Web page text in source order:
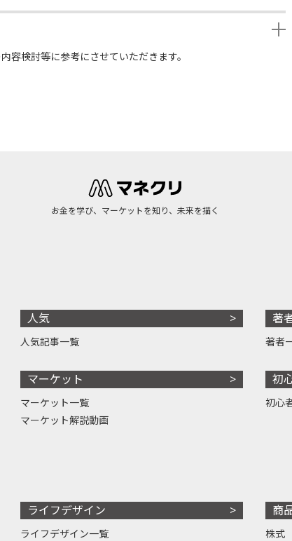
容検討等に参考にさせていただきます。
お金を学び、マーケットを知り、未来を描く
人気
人気記事一覧
マーケット
マーケット一覧
マーケット解説動画
著
著者
初
初心
ライフデザイン
ライフデザイン一覧
商
株式